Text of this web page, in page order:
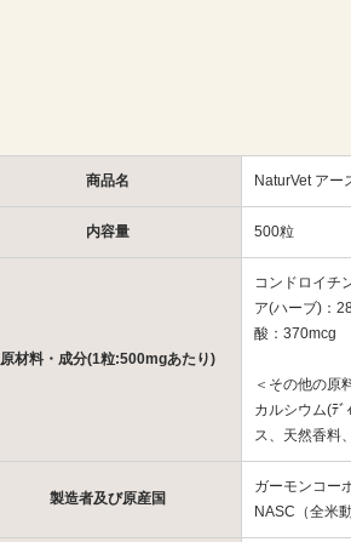
商品名 NaturVet アー
内容量 500粒
原材料・成分(1粒:500mgあたり)
コンドロイチ
ア(ハーブ)：
酸：370mcg
＜その他の原
カルシウム(ﾃ
ス、天然香料
製造者及び原産国
ガーモンコー
NASC（全米